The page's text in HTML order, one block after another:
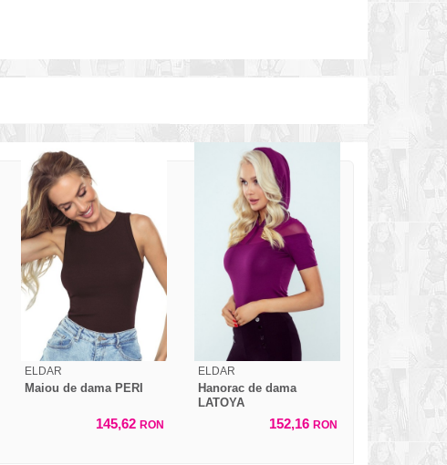
ELDAR
Maiou de dama PERI
145,62 RON
ELDAR
Hanorac de dama
LATOYA
152,16 RON